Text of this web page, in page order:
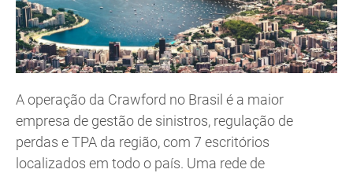
A operação da Crawford no Brasil é a maior
empresa de gestão de sinistros, regulação de
perdas e TPA da região, com 7 escritórios
localizados em todo o país. Uma rede de